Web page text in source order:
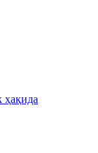
ҳақида